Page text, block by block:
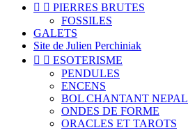
  PIERRES BRUTES
FOSSILES
GALETS
Site de Julien Perchiniak
  ESOTERISME
PENDULES
ENCENS
BOL CHANTANT NEPAL
ONDES DE FORME
ORACLES ET TAROTS